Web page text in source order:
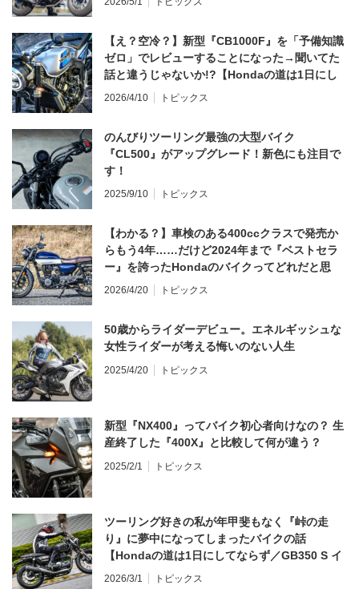
【え？空冷？】新型『CB1000F』を「予備知識
ゼロ」でレビューすることになった→聞いてた
話と違うじゃないか!?【Hondaの道は1日にし
てならず／CB1000F ①第一印象 編】
2026/4/10 トピックス
のんびりツーリング最強の大型バイク
『CL500』がアップグレード！新色にも注目で
す！
2025/9/10 トピックス
【わかる？】車検のある400ccクラスで発売か
らもう4年……だけど2024年まで『ベストセラ
ー』を誇ったHondaのバイクってどれだと思
う？
2026/4/20 トピックス
50歳からライダーデビュー。エネルギッシュな
女性ライダーが考える悔いのない人生
2025/4/20 トピックス
新型『NX400』ってバイク初心者向けなの？ 生
産終了した『400X』と比較して何が違う？
2025/2/1 トピックス
ツーリング好きの私が年甲斐もなく『峠の走
り』に夢中になってしまったバイクの話
【Hondaの道は1日にしてならず／GB350 S イ
ンプレ・レビュー 前編】
2026/3/1 トピックス